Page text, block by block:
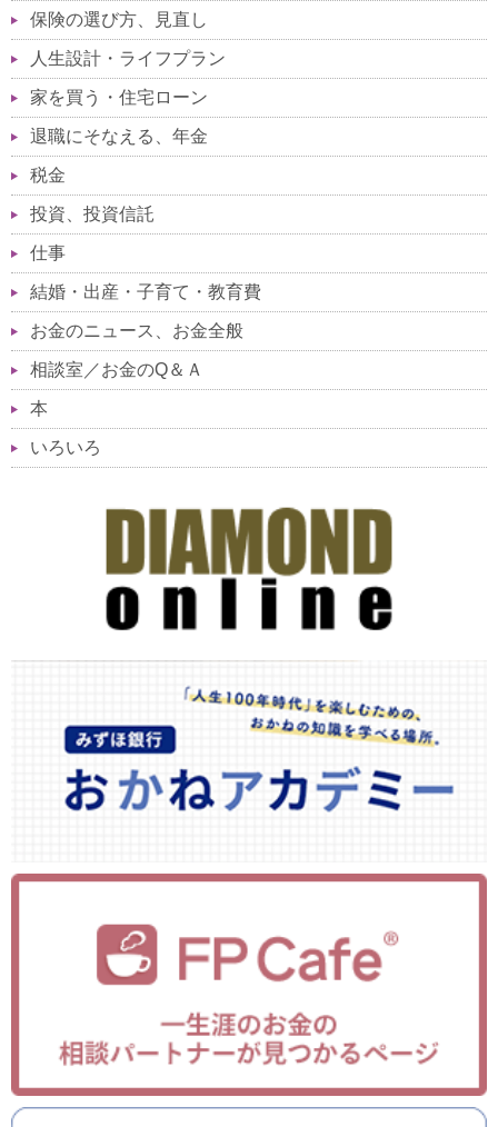
保険の選び方、見直し
人生設計・ライフプラン
家を買う・住宅ローン
退職にそなえる、年金
税金
投資、投資信託
仕事
結婚・出産・子育て・教育費
お金のニュース、お金全般
相談室／お金のQ＆Ａ
本
いろいろ